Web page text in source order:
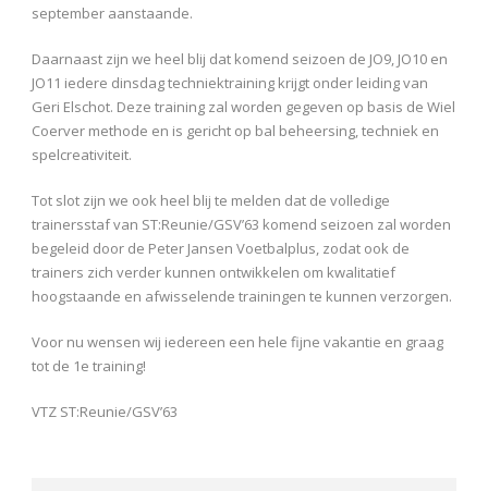
september aanstaande.
Daarnaast zijn we heel blij dat komend seizoen de JO9, JO10 en
JO11 iedere dinsdag techniektraining krijgt onder leiding van
Geri Elschot. Deze training zal worden gegeven op basis de Wiel
Coerver methode en is gericht op bal beheersing, techniek en
spelcreativiteit.
Tot slot zijn we ook heel blij te melden dat de volledige
trainersstaf van ST:Reunie/GSV’63 komend seizoen zal worden
begeleid door de Peter Jansen Voetbalplus, zodat ook de
trainers zich verder kunnen ontwikkelen om kwalitatief
hoogstaande en afwisselende trainingen te kunnen verzorgen.
Voor nu wensen wij iedereen een hele fijne vakantie en graag
tot de 1e training!
VTZ ST:Reunie/GSV’63